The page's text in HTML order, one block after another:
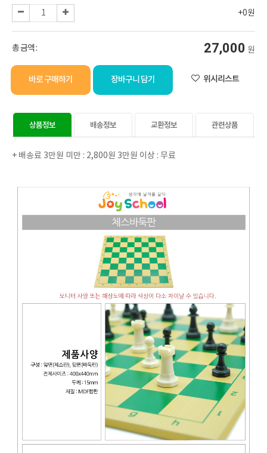
+0원
총 금액 : 27,000 원
바로 구매하기 장바구니 담기 위시리스트
상품정보 배송정보 교환정보 관련상품
+ 배송료 3만원 미만 : 2,800원 3만원 이상 : 무료